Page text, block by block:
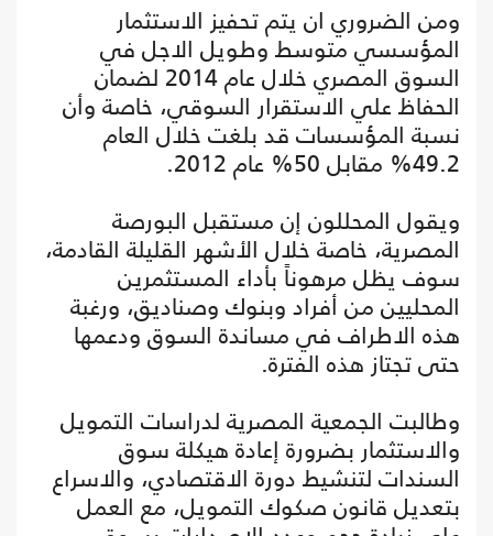
ومن الضروري ان يتم تحفيز الاستثمار
المؤسسي متوسط وطويل الاجل في
السوق المصري خلال عام 2014 لضمان
الحفاظ علي الاستقرار السوقي، خاصة وأن
نسبة المؤسسات قد بلغت خلال العام
49.2% مقابل 50% عام 2012.
ويقول المحللون إن مستقبل البورصة
المصرية، خاصة خلال الأشهر القليلة القادمة،
سوف يظل مرهوناً بأداء المستثمرين
المحليين من أفراد وبنوك وصناديق، ورغبة
هذه الاطراف في مساندة السوق ودعمها
حتى تجتاز هذه الفترة.
وطالبت الجمعية المصرية لدراسات التمويل
والاستثمار بضرورة إعادة هيكلة سوق
السندات لتنشيط دورة الاقتصادي، والاسراع
بتعديل قانون صكوك التمويل، مع العمل